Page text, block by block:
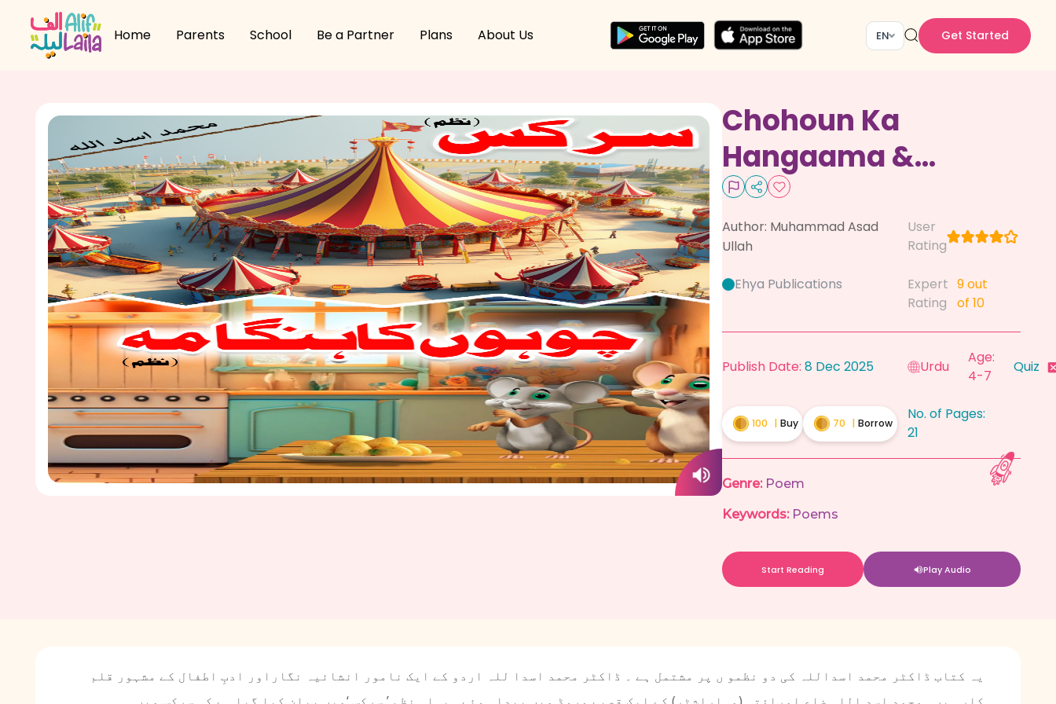
Home Parents School Be a Partner Plans About Us EN Get Started
Chohoun Ka
Hangaama &
Circus
(Nazmain)
Author: Muhammad Asad
Ullah
User
Rating
Ehya Publications
Expert
Rating
9out
of 10
Publish Date: 8 Dec 2025 Urdu
Age:
4-7
Quiz
100 | Buy 70 | Borrow
No. of Pages:
21
Genre: Poem
Keywords: Poems
Start Reading Play Audio
یہ کتاب ڈاکٹر محمد اسداللہ کی دو نظمو ں پر مشتمل ہے ۔ ڈاکٹر محمد اسدا للہ اردو کے ایک نامور انشائیہ نگاراور ادبِ اطفال کے مشہور قلم